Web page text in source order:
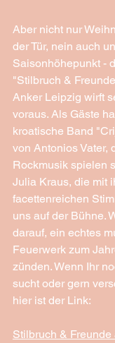
Aber nicht nur
der Tür, nein auch
Saisonhöhepunkt -
"Stilbruch &
Anker Leipzig wirft
voraus. Als Gäste
kroatische Band
von Antonios Vater,
Rockmusik spielen
Julia Kraus, die mit
facettenreichen
uns auf der Bühne.
darauf, ein echtes
Feuerwerk zum
zünden. Wenn Ihr
sucht oder gern
hier ist der Link:
Stilbruch &